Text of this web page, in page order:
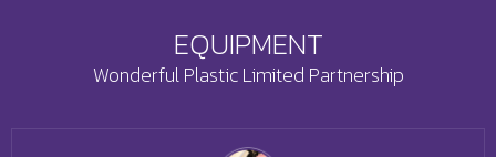
EQUIPMENT
Wonderful Plastic Limited Partnership